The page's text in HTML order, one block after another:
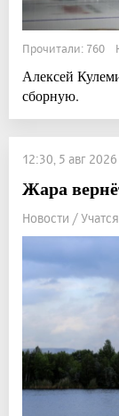
Прочитали: 760
Алексей
сборную.
12:30, 5 авг 2026
Жара
Новости /